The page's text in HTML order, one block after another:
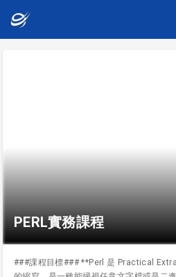
PERL實務課程
###課程目標### **Perl 是 Practical